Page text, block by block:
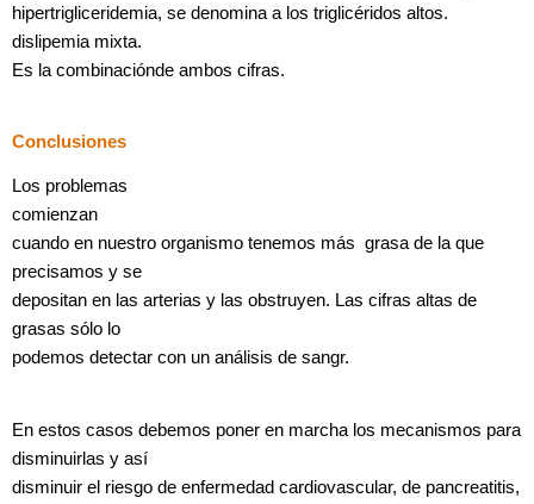
hipertrigliceridemia, se denomina a los triglicéridos altos.
dislipemia mixta.
Es la combinaciónde ambos cifras.
Conclusiones
Los problemas
comienzan
cuando en nuestro organismo tenemos más grasa de la que
precisamos y se
depositan en las arterias y las obstruyen. Las cifras altas de
grasas sólo lo
podemos detectar con un análisis de sangr.
En estos casos debemos poner en marcha los mecanismos para
disminuirlas y así
disminuir el riesgo de enfermedad cardiovascular, de pancreatitis,